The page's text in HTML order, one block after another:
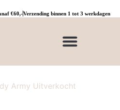
€60,-Verzending binnen 1 tot 3 werkdagen
Army Uitverkocht